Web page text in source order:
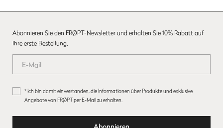
Abonnieren Sie den FRØPT-Newsletter und erhalten Sie 10% Rabatt auf
Ihre erste Bestellung.
* Ich bin damit einverstanden, die Informationen über Produkte und exklusive
Angebote von FRØPT per E-Mail zu erhalten.